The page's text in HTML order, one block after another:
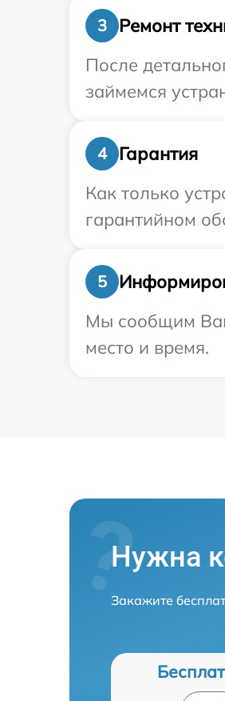
3
Ремонт
После
займемся
4
Гарантия
Как только
гарантийном
5
Мы сообщим
место и время.
Нужна
Закажите